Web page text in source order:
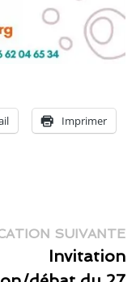
Imprimer
SUIVANTE
Invitation